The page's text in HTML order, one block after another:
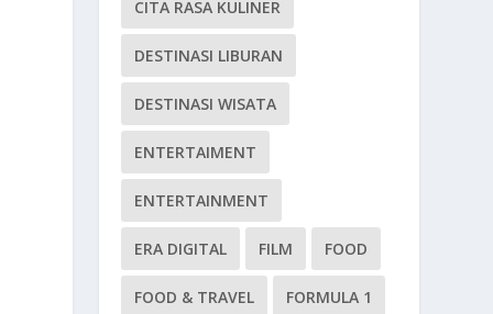
CITA RASA KULINER
DESTINASI LIBURAN
DESTINASI WISATA
ENTERTAIMENT
ENTERTAINMENT
ERA DIGITAL FILM FOOD
FOOD & TRAVEL FORMULA 1